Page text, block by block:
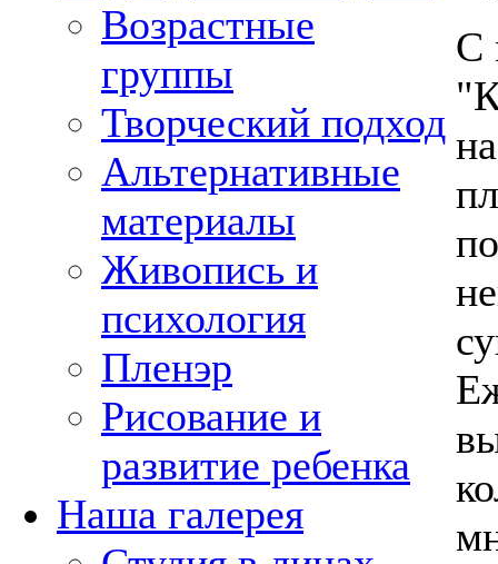
Возрастные
группы
Творческий подход
Альтернативные
материалы
Живопись и
психология
Пленэр
Рисование и
развитие ребенка
Наша галерея
С